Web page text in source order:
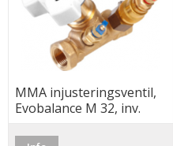
MMA injusteringsventil,
Evobalance M 32, inv.